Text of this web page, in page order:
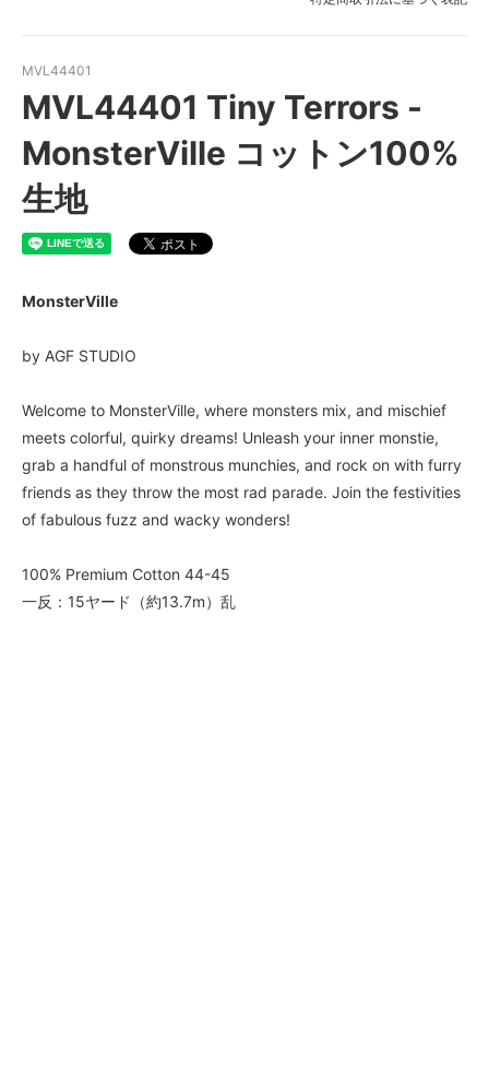
MVL44401
MVL44401 Tiny Terrors -
MonsterVille コットン100%
生地
MonsterVille
by AGF STUDIO
Welcome to MonsterVille, where monsters mix, and mischief
meets colorful, quirky dreams! Unleash your inner monstie,
grab a handful of monstrous munchies, and rock on with furry
friends as they throw the most rad parade. Join the festivities
of fabulous fuzz and wacky wonders!
100% Premium Cotton 44-45
一反：15ヤード（約13.7m）乱